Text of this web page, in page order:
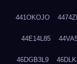
441OKOJO
44E14L85
46DGB3L9